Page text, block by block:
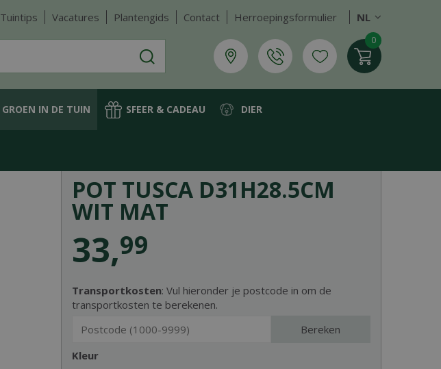
Tuintips Vacatures Plantengids Contact Herroepingsformulier NL
GROEN IN DE TUIN SFEER & CADEAU DIER
POT TUSCA D31H28.5CM
WIT MAT
Transportkosten: Vul hieronder je postcode in om de
transportkosten te berekenen.
Bereken
33,99
Kleur